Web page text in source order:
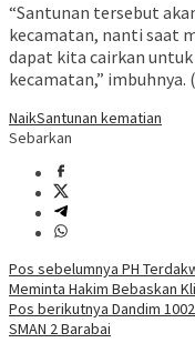
“Santunan tersebut
kecamatan, nanti saat
dapat kita cairkan
kecamatan,” imbuhnya.
NaikSantunan kematian
Sebarkan
Navigasi
pos
Pos sebelumnya PH
Meminta Hakim Bebaskan
Pos berikutnya Dandim
SMAN 2 Barabai